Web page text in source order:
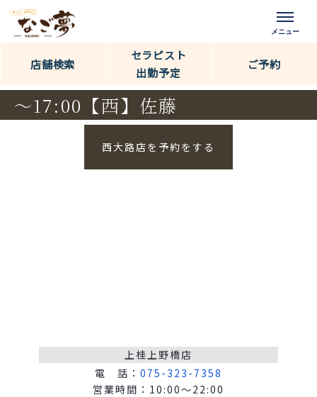
店舗検索 ご予約
セラピスト
出勤予定
～17:00【西】佐藤
西大路店を予約をする
上桂上野橋店
電 話： 075-323-7358
営業時間：10:00～22:00